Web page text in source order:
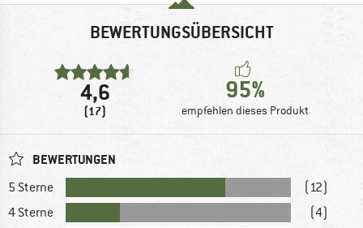
BEWERTUNGSÜBERSICHT
4,6
(17)
95%
empfehlen dieses Produkt
BEWERTUNGEN
5 Sterne
(12)
4 Sterne
(4)